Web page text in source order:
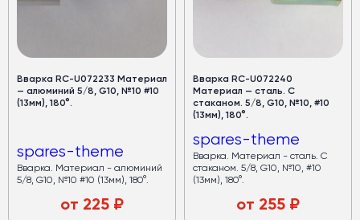
Вварка RC-U072233 Материал
— алюминий 5/8, G10, №10 #10
(13мм), 180°.
spares-theme
Вварка. Материал - алюминий
5/8, G10, №10 #10 (13мм), 180°.
от 225 ₽
Вварка RC-U072240
Материал — сталь. С
стаканом. 5/8, G10, №10, #10
(13мм), 180°.
spares-theme
Вварка. Материал - сталь. С
стаканом. 5/8, G10, №10, #10
(13мм), 180°.
от 255 ₽